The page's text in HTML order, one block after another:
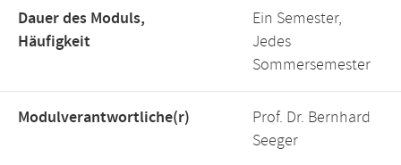
Dauer des Moduls,
Häufigkeit
Ein Semester,
Jedes
Sommersemester
Modulverantwortliche(r)
Prof. Dr. Bernhard
Seeger